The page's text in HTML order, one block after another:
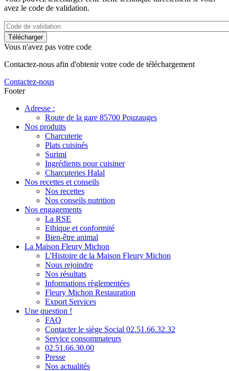
avez le code de validation.
Vous n'avez pas votre code
Contactez-nous afin d'obtenir votre code de téléchargement
Contactez-nous
Footer
Adresse :
Route de la gare 85700 Pouzauges
Nos produits
Charcuterie
Plats cuisinés
Surimi
Ingrédients pour cuisiner
Charcuteries Halal
Nos recettes et conseils
Nos recettes
Nos conseils nutrition
Nos engagements
La RSE
Ethique et conformité
Bien-être animal
La Maison Fleury Michon
L'Histoire de la Maison Fleury Michon
Nous rejoindre
Nos résultats
Informations règlementées
Fleury Michon Restauration
Export Services
Une question !
FAQ
Contacter le siège Social 02.51.66.32.32
Service consommateurs
02.51.66.30.00
Presse
Nos actualités